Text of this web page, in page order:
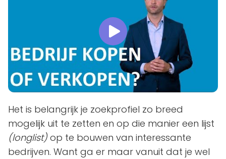
Het is belangrijk je zoekprofiel zo breed
mogelijk uit te zetten en op die manier een lijst
(longlist) op te bouwen van interessante
bedrijven. Want ga er maar vanuit dat je wel